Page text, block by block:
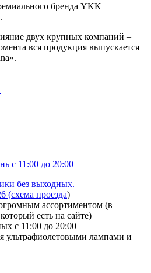
бренда YKK
двух крупных компаний –
вся продукция выпускается
с 11:00 до 20:00
без выходных.
(схема проезда)
ассортиментом (в
есть на сайте)
с 11:00 до 20:00
ультрафиолетовыми лампами и